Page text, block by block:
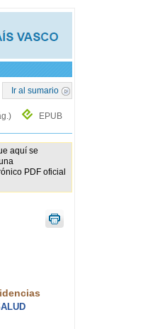
Ir al sumario
EPUB
aquí se
PDF oficial